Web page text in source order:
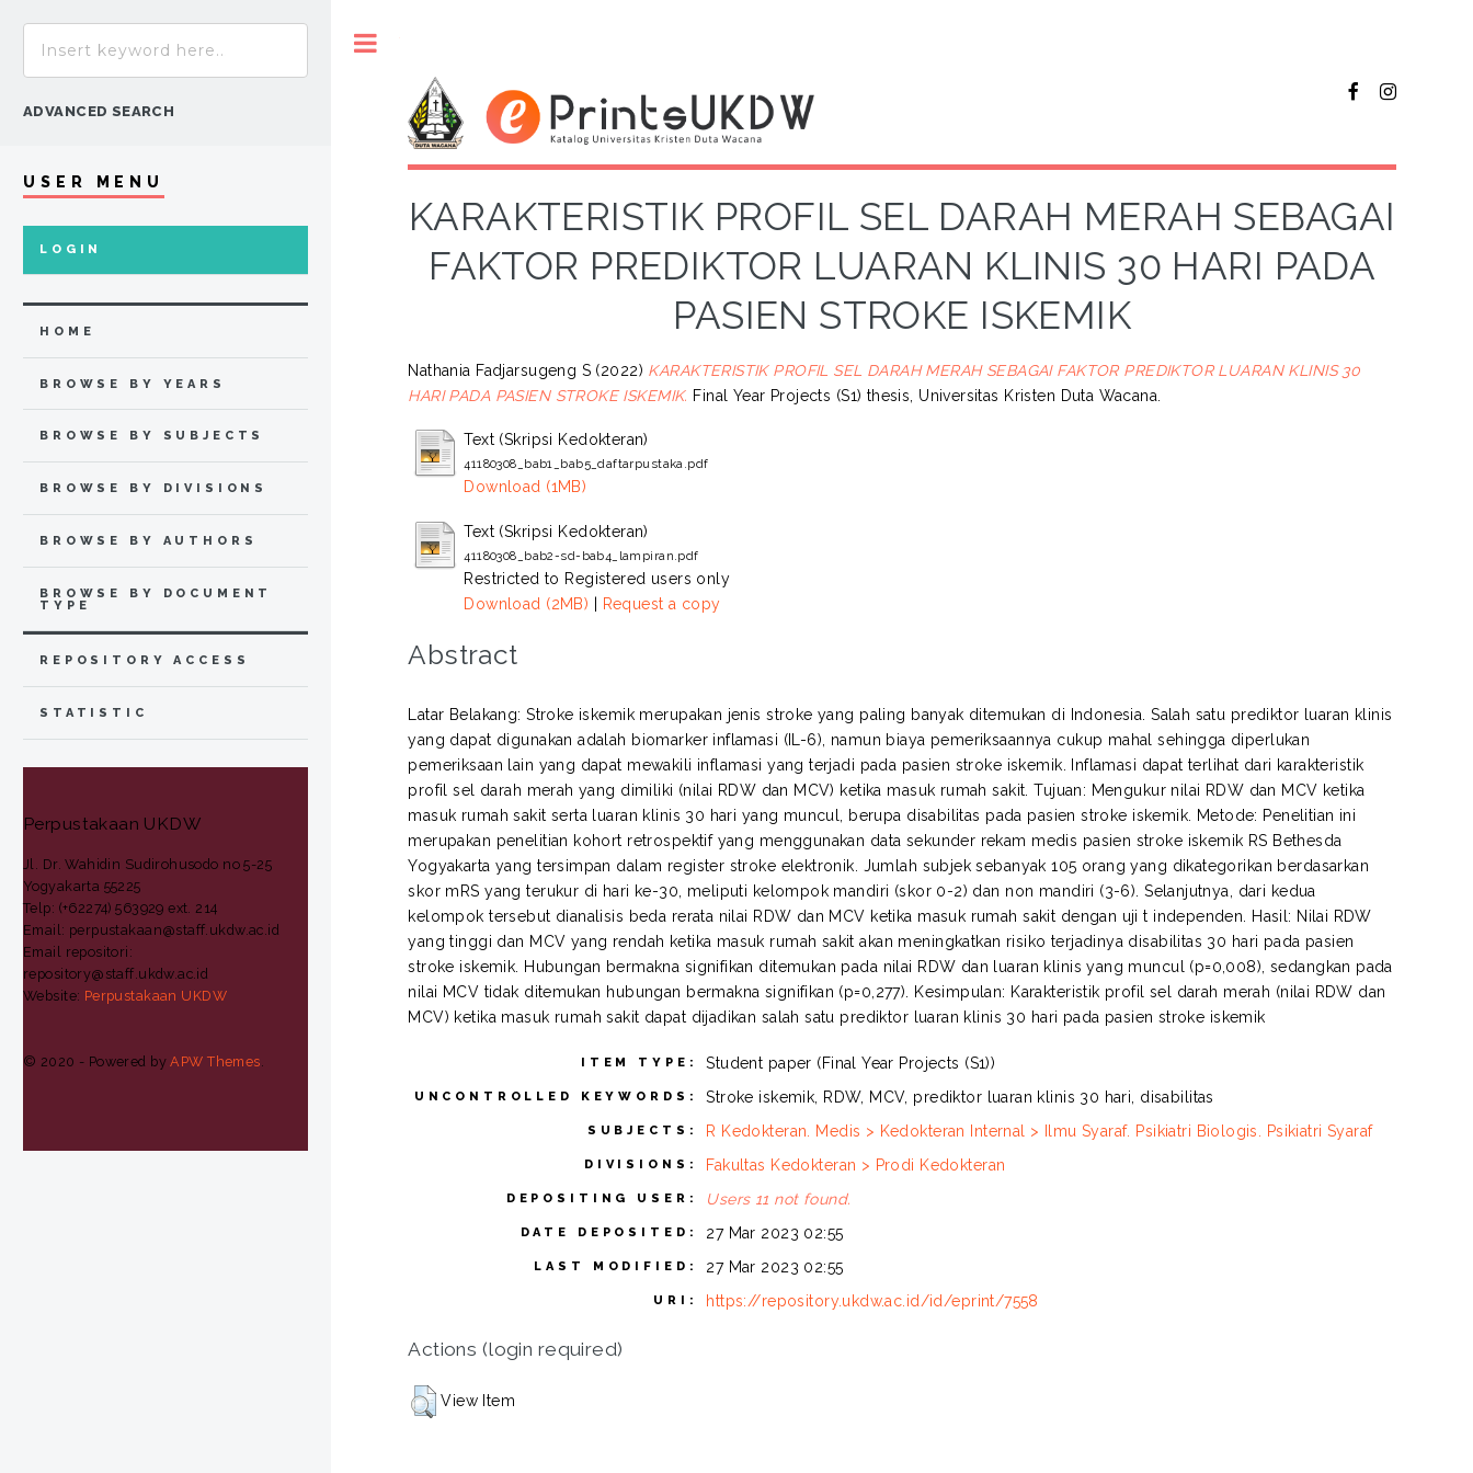
KARAKTERISTIK PROFIL SEL DARAH MERAH SEBAGAI
FAKTOR PREDIKTOR LUARAN KLINIS 30 HARI PADA
PASIEN STROKE ISKEMIK
Nathania Fadjarsugeng S (2022) KARAKTERISTIK PROFIL SEL DARAH MERAH SEBAGAI FAKTOR PREDIKTOR LUARAN KLINIS 30
HARI PADA PASIEN STROKE ISKEMIK. Final Year Projects (S1) thesis, Universitas Kristen Duta Wacana.
Text (Skripsi Kedokteran)
41180308_bab1_bab5_daftarpustaka.pdf
Download (1MB)
Text (Skripsi Kedokteran)
41180308_bab2-sd-bab4_lampiran.pdf
Restricted to Registered users only
Download (2MB)
Request a copy
Abstract
Latar Belakang: Stroke iskemik merupakan jenis stroke yang paling banyak ditemukan di Indonesia. Salah satu prediktor luaran klinis
yang dapat digunakan adalah biomarker inflamasi (IL-6), namun biaya pemeriksaannya cukup mahal sehingga diperlukan
pemeriksaan lain yang dapat mewakili inflamasi yang terjadi pada pasien stroke iskemik. Inflamasi dapat terlihat dari karakteristik
profil sel darah merah yang dimiliki (nilai RDW dan MCV) ketika masuk rumah sakit. Tujuan: Mengukur nilai RDW dan MCV ketika
masuk rumah sakit serta luaran klinis 30 hari yang muncul, berupa disabilitas pada pasien stroke iskemik. Metode: Penelitian ini
merupakan penelitian kohort retrospektif yang menggunakan data sekunder rekam medis pasien stroke iskemik RS Bethesda
Yogyakarta yang tersimpan dalam register stroke elektronik. Jumlah subjek sebanyak 105 orang yang dikategorikan berdasarkan
skor mRS yang terukur di hari ke-30, meliputi kelompok mandiri (skor 0-2) dan non mandiri (3-6). Selanjutnya, dari kedua
kelompok tersebut dianalisis beda rerata nilai RDW dan MCV ketika masuk rumah sakit dengan uji t independen. Hasil: Nilai RDW
yang tinggi dan MCV yang rendah ketika masuk rumah sakit akan meningkatkan risiko terjadinya disabilitas 30 hari pada pasien
stroke iskemik. Hubungan bermakna signifikan ditemukan pada nilai RDW dan luaran klinis yang muncul (p=0,008), sedangkan pada
nilai MCV tidak ditemukan hubungan bermakna signifikan (p=0,277). Kesimpulan: Karakteristik profil sel darah merah (nilai RDW dan
MCV) ketika masuk rumah sakit dapat dijadikan salah satu prediktor luaran klinis 30 hari pada pasien stroke iskemik
ITEM TYPE: Student paper (Final Year Projects (S1))
UNCONTROLLED KEYWORDS: Stroke iskemik, RDW, MCV, prediktor luaran klinis 30 hari, disabilitas
SUBJECTS: R Kedokteran. Medis > Kedokteran Internal > Ilmu Syaraf. Psikiatri Biologis. Psikiatri Syaraf
DIVISIONS: Fakultas Kedokteran > Prodi Kedokteran
DEPOSITING USER: Users 11 not found.
DATE DEPOSITED: 27 Mar 2023 02:55
LAST MODIFIED: 27 Mar 2023 02:55
URI: https://repository.ukdw.ac.id/id/eprint/7558
Actions (login required)
View Item
ADVANCED SEARCH
USER MENU
LOGIN
HOME
BROWSE BY YEARS
BROWSE BY SUBJECTS
BROWSE BY DIVISIONS
BROWSE BY AUTHORS
BROWSE BY DOCUMENT
TYPE
REPOSITORY ACCESS
STATISTIC
Perpustakaan UKDW
Jl. Dr. Wahidin Sudirohusodo no 5-25
Yogyakarta 55225
Telp: (+62274) 563929 ext. 214
Email: perpustakaan@staff.ukdw.ac.id
Email repositori:
repository@staff.ukdw.ac.id
Website: Perpustakaan UKDW
© 2020 - Powered byAPW Themes